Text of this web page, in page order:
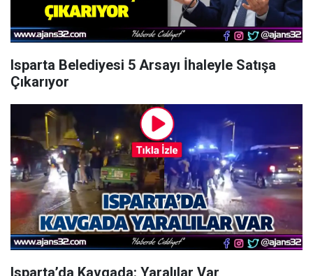
Isparta Belediyesi 5 Arsayı İhaleyle Satışa
Çıkarıyor
Isparta’da Kavgada: Yaralılar Var